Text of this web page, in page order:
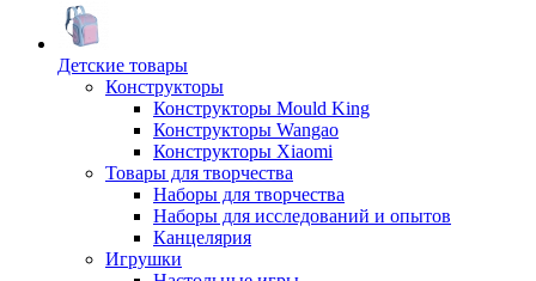
Детские товары
Конструкторы
Конструкторы Mould King
Конструкторы Wangao
Конструкторы Xiaomi
Товары для творчества
Наборы для творчества
Наборы для исследований и опытов
Канцелярия
Игрушки